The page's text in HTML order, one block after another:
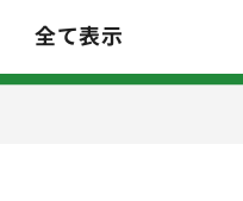
テナンスとキャリブレ
全て表示